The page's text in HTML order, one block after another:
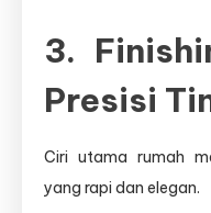
3.
Presisi
Ciri utama rumah
yang rapi dan elegan.